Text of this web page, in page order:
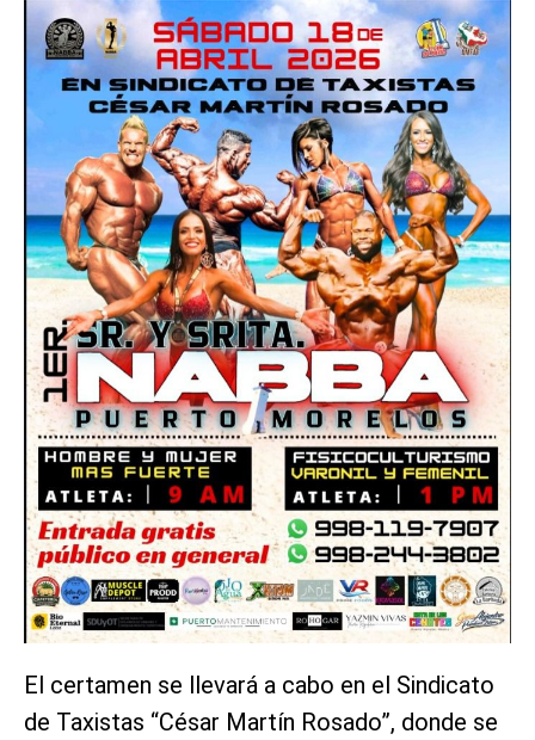
El certamen se llevará a cabo en el Sindicato
de Taxistas “César Martín Rosado”, donde se